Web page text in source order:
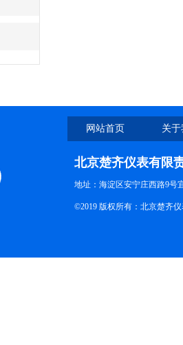
网站首页 关
北京楚齐仪表有限
地址：海淀区安宁庄西路9号
©2019 版权所有：北京楚齐